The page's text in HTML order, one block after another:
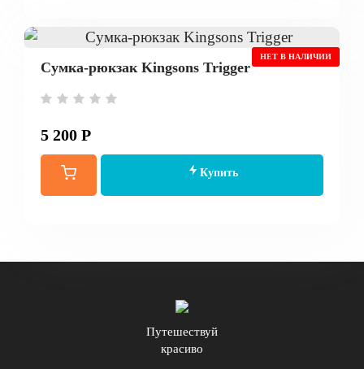
НЕТ В НАЛИЧИИ
Сумка-рюкзак Kingsons Trigger
5 200 Р
Купить
Путешествуй
красиво